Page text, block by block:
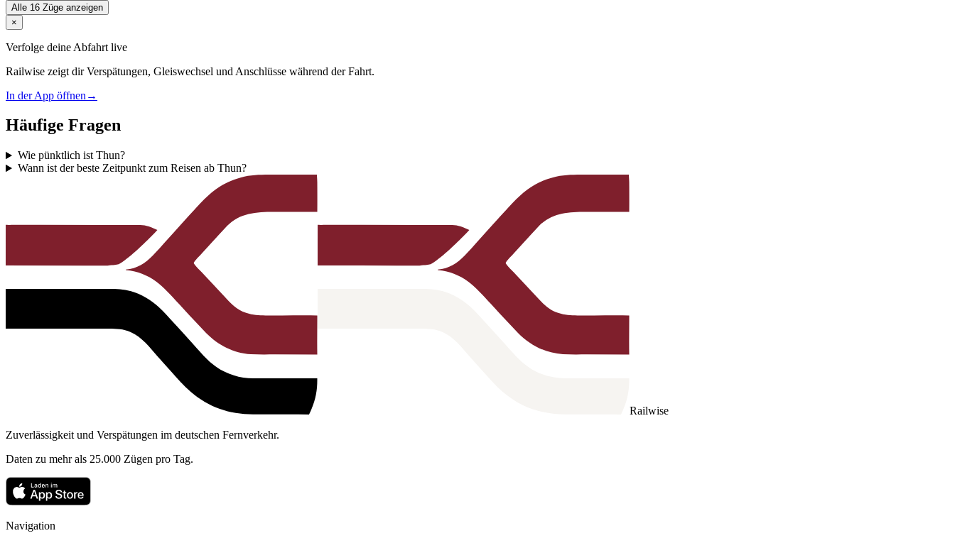
Alle 16 Züge anzeigen
×
Verfolge deine Abfahrt live
Railwise zeigt dir Verspätungen, Gleiswechsel und Anschlüsse während der Fahrt.
In der App öffnen →
Häufige Fragen
Wie pünktlich ist Thun?
Wann ist der beste Zeitpunkt zum Reisen ab Thun?
Railwise
Zuverlässigkeit und Verspätungen im deutschen Fernverkehr.
Daten zu mehr als 25.000 Zügen pro Tag.
Navigation